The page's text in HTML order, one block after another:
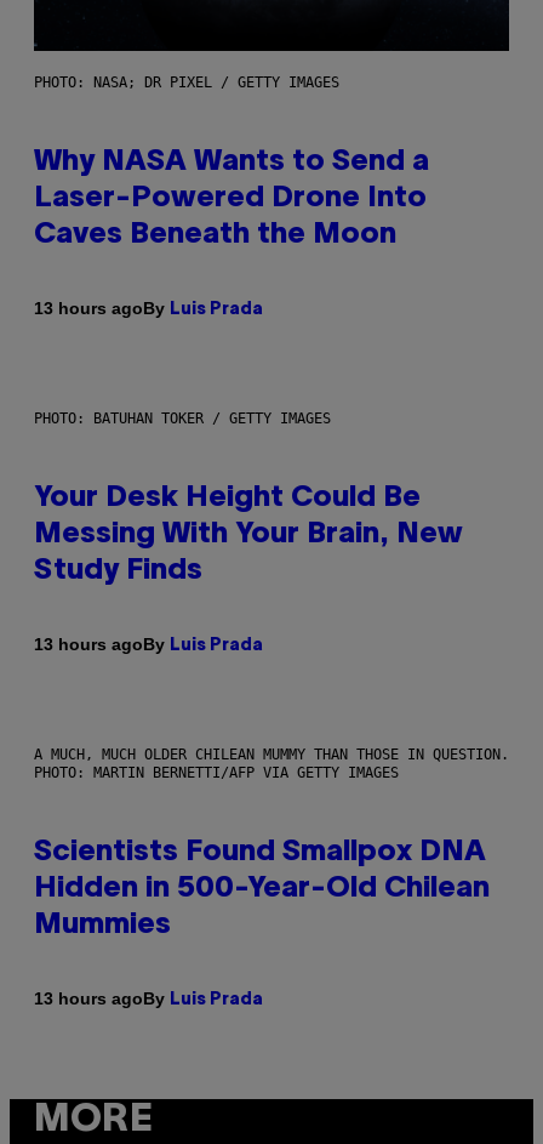
PHOTO: NASA; DR PIXEL / GETTY IMAGES
Why NASA Wants to Send a
Laser-Powered Drone Into
Caves Beneath the Moon
13 hours agoBy Luis Prada
PHOTO: BATUHAN TOKER / GETTY IMAGES
Your Desk Height Could Be
Messing With Your Brain, New
Study Finds
13 hours agoBy Luis Prada
A MUCH, MUCH OLDER CHILEAN MUMMY THAN THOSE IN QUESTION.
PHOTO: MARTIN BERNETTI/AFP VIA GETTY IMAGES
Scientists Found Smallpox DNA
Hidden in 500-Year-Old Chilean
Mummies
13 hours agoBy Luis Prada
MORE